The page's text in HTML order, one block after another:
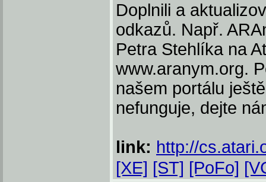
Doplnili a
odkazů. Např.
Petra Stehlíka na
www.aranym.org.
našem portálu
nefunguje, dejte
link: http://
[XE] [ST] [PoFo]